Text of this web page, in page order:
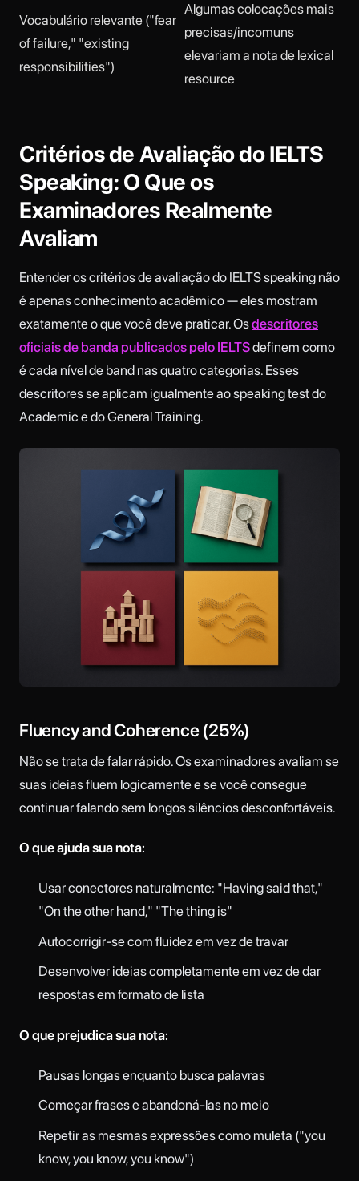
Vocabulário relevante ("fear
of failure," "existing
responsibilities")
Algumas colocações mais
precisas/incomuns
elevariam a nota de lexical
resource
Critérios de Avaliação do IELTS
Speaking: O Que os
Examinadores Realmente
Avaliam
Entender os critérios de avaliação do IELTS speaking não
é apenas conhecimento acadêmico — eles mostram
exatamente o que você deve praticar. Osdescritores
oficiais de banda publicados pelo IELTSdefinem como
é cada nível de band nas quatro categorias. Esses
descritores se aplicam igualmente ao speaking test do
Academic e do General Training.
Fluency and Coherence (25%)
Não se trata de falar rápido. Os examinadores avaliam se
suas ideias fluem logicamente e se você consegue
continuar falando sem longos silêncios desconfortáveis.
O que ajuda sua nota:
Usar conectores naturalmente: "Having said that,"
"On the other hand," "The thing is"
Autocorrigir-se com fluidez em vez de travar
Desenvolver ideias completamente em vez de dar
respostas em formato de lista
O que prejudica sua nota:
Pausas longas enquanto busca palavras
Começar frases e abandoná-las no meio
Repetir as mesmas expressões como muleta ("you
know, you know, you know")